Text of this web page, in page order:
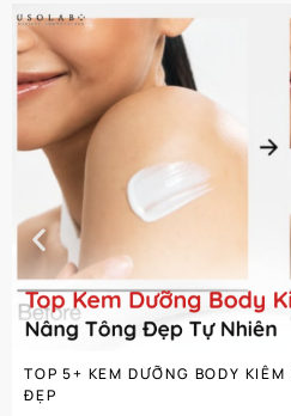
TOP 5+ KEM DƯỠNG BODY
ĐẸP